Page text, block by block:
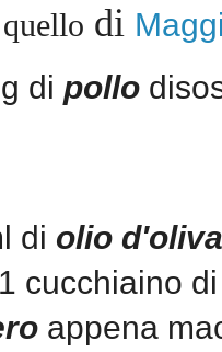
di
di pollo
di olio d'oliva
cucchiaino
appena